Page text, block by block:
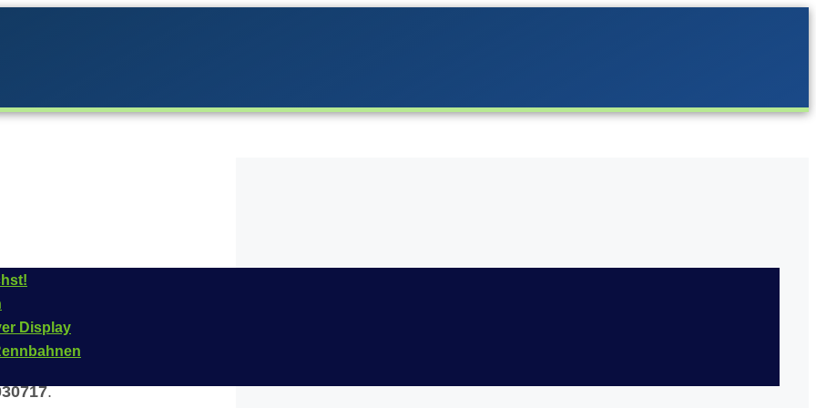
Display
von Carrera im
ist
Die offizielle
.